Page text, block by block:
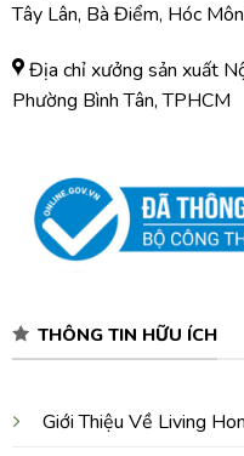
Tây Lân, Bà Điểm, Hóc
Địa chỉ xưởng sản xuất
Phường Bình Tân, TPHCM
THÔNG TIN HỮU ÍCH
Giới Thiệu Về Living